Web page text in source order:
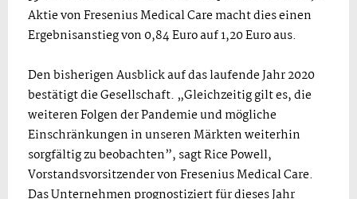
Aktie von Fresenius Medical Care macht dies einen
Ergebnisanstieg von 0,84 Euro auf 1,20 Euro aus.
Den bisherigen Ausblick auf das laufende Jahr 2020
bestätigt die Gesellschaft. „Gleichzeitig gilt es, die
weiteren Folgen der Pandemie und mögliche
Einschränkungen in unseren Märkten weiterhin
sorgfältig zu beobachten”, sagt Rice Powell,
Vorstandsvorsitzender von Fresenius Medical Care.
Das Unternehmen prognostiziert für dieses Jahr